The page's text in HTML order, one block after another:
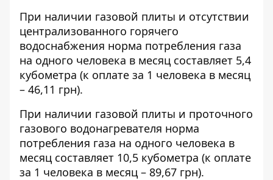
При наличии газовой плиты и отсутствии
централизованного горячего
водоснабжения норма потребления газа
на одного человека в месяц составляет 5,4
кубометра (к оплате за 1 человека в месяц
– 46,11 грн).
При наличии газовой плиты и проточного
газового водонагревателя норма
потребления газа на одного человека в
месяц составляет 10,5 кубометра (к оплате
за 1 человека в месяц – 89,67 грн).